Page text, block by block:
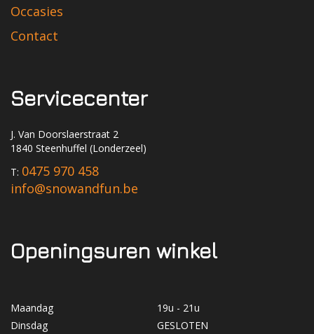
Occasies
Contact
Servicecenter
J. Van Doorslaerstraat 2
1840 Steenhuffel (Londerzeel)
T: 0475 970 458
info@snowandfun.be
Openingsuren winkel
Maandag
19u - 21u
Dinsdag
GESLOTEN